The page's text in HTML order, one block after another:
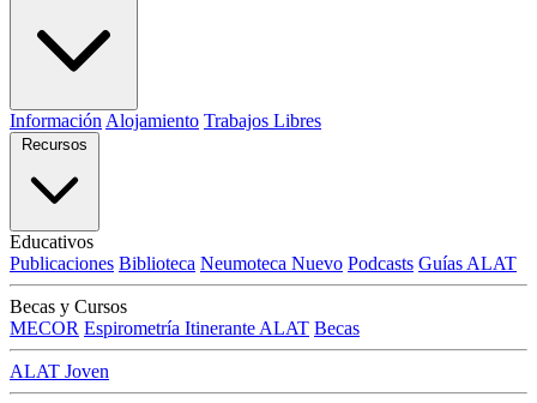
Información Alojamiento Trabajos Libres
Recursos
Educativos
Publicaciones Biblioteca Neumoteca Nuevo Podcasts Guías ALAT
Becas y Cursos
MECOR Espirometría Itinerante ALAT Becas
ALAT Joven